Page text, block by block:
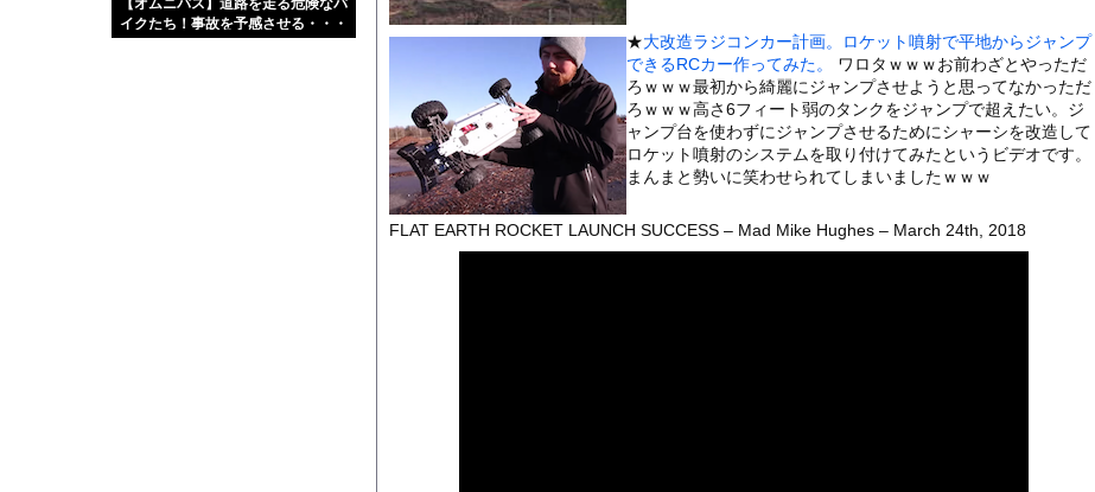
【オムニバス】道路を走る危険なバ
イクたち！事故を予感させる・・・
【緊急】肛門にスティックのり入れたけど出てこないの！！
お知らせ
【動画】タイのティパンコーン王子が日本人女性とデートか？
Powered by livedoor 相互RSS
このページは1000mgが管理しています。 RSS設定 更新順130件まで。それ以降の古いものは表
示されません。
★大改造ラジコンカー計画。ロケット噴射で平地からジャンプ
できるRCカー作ってみた。
ワロタｗｗｗお前わざとやっただ
ろｗｗｗ最初から綺麗にジャンプさせようと思ってなかっただ
ろｗｗｗ高さ6フィート弱のタンクをジャンプで超えたい。ジ
ャンプ台を使わずにジャンプさせるためにシャーシを改造して
ロケット噴射のシステムを取り付けてみたというビデオです。
まんまと勢いに笑わせられてしまいましたｗｗｗ
FLAT EARTH ROCKET LAUNCH SUCCESS – Mad Mike Hughes – March 24th, 2018